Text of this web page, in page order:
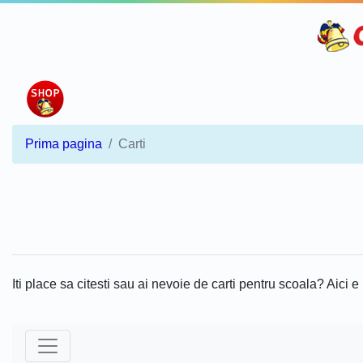
Prima pagina Carti
Iti place sa citesti sau ai nevoie de carti pentru scoala? Aici